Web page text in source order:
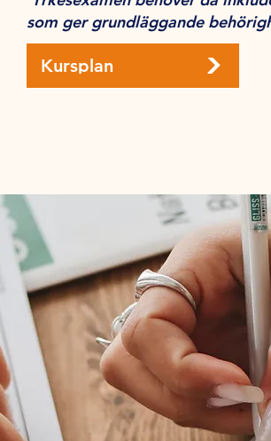
som ger grundläggande
Kursplan